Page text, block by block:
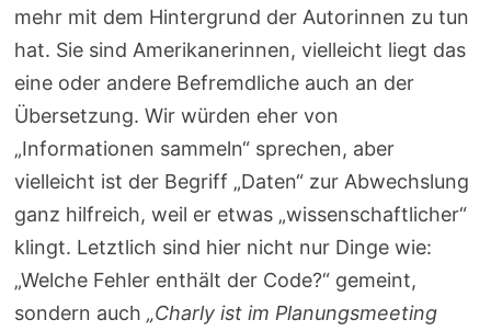
mehr mit dem Hintergrund der Autorinnen zu tun
hat. Sie sind Amerikanerinnen, vielleicht liegt das
eine oder andere Befremdliche auch an der
Übersetzung. Wir würden eher von
„Informationen sammeln“ sprechen, aber
vielleicht ist der Begriff „Daten“ zur Abwechslung
ganz hilfreich, weil er etwas „wissenschaftlicher“
klingt. Letztlich sind hier nicht nur Dinge wie:
„Welche Fehler enthält der Code?“ gemeint,
sondern auch„Charly ist im Planungsmeeting